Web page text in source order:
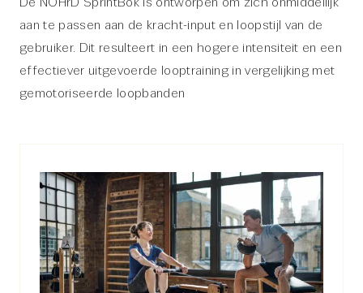
aan te passen aan de kracht-input en loopstijl van de
gebruiker. Dit resulteert in een hogere intensiteit en een
effectiever uitgevoerde looptraining in vergelijking met
gemotoriseerde loopbanden